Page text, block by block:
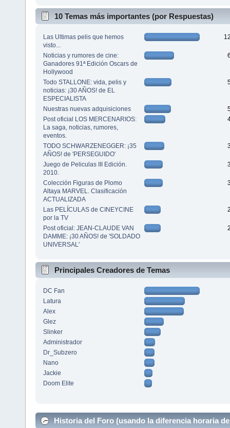
10 Temas más importantes (por Respuestas)
Las Ultimas pelis que hemos
visto...
Noticias y rumores de cine:
Ganadores 91ª Edición Oscars de
Hollywood
Todo STALLONE: vida, pelis y
noticias: ¡30 AÑOS! de EL
ESPECIALISTA
Nuestras nuevas adquisiciones
Post oficial LOS MERCENARIOS:
La saga, noticias, rumores,
eventos.
TODO SCHWARZENEGGER: ¡35
AÑOS! de 'PERSEGUIDO'
Juego de Peliculas III Edición.
2010.
Colección Figuras de Plomo
Altaya MARVEL. Clasificación
ACTUALIZADA
Las PELÍCULAS de CINEYCINE
por la TV
Post oficial: JEAN-CLAUDE VAN
DAMME: ¡30 AÑOS! de 'SOLDADO
UNIVERSAL'
Principales Creadores de Temas
DC Fan
Latura
Alex
Glez
Slinker
Administrador
Dr_Subzero
Nano
Jackie
Doom Elite
Historia del Foro (usando la diferencia horaria